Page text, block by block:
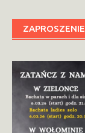
ZAPROSZENIE